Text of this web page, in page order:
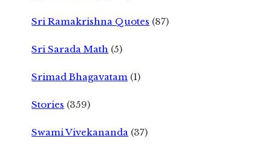
Sri Ramakrishna Quotes (87)
Sri Sarada Math (5)
Srimad Bhagavatam (1)
Stories (359)
Swami Vivekananda (37)